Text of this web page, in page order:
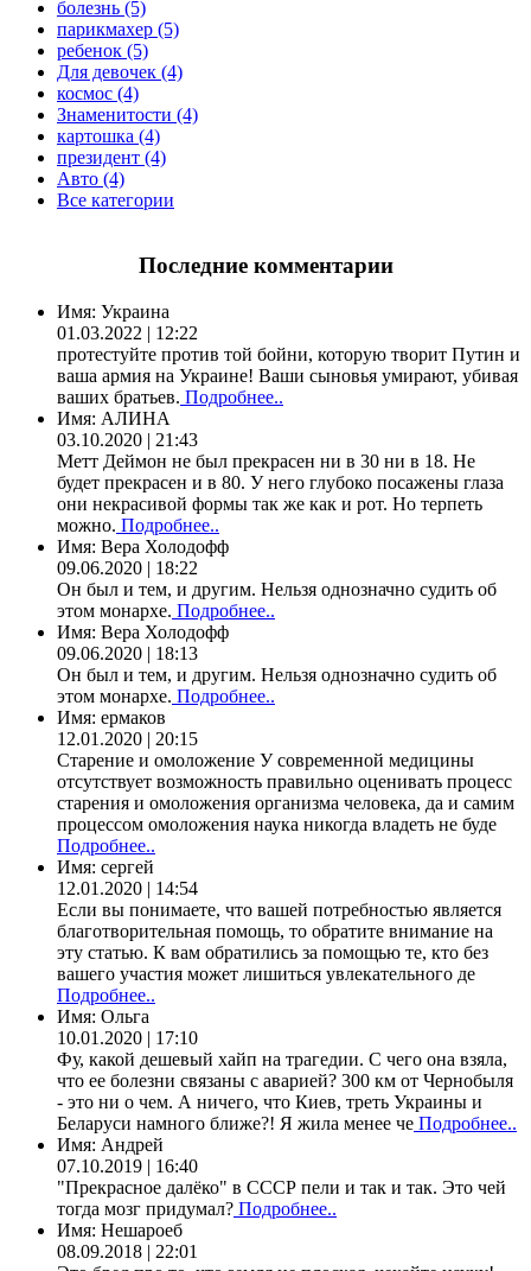
болезнь (5)
парикмахер (5)
ребенок (5)
Для девочек (4)
космос (4)
Знаменитости (4)
картошка (4)
президент (4)
Авто (4)
Все категории
Последние комментарии
Имя: Украина
01.03.2022 | 12:22
протестуйте против той бойни, которую творит Путин и
ваша армия на Украине! Ваши сыновья умирают, убивая
ваших братьев. Подробнее..
Имя: АЛИНА
03.10.2020 | 21:43
Метт Деймон не был прекрасен ни в 30 ни в 18. Не
будет прекрасен и в 80. У него глубоко посажены глаза
они некрасивой формы так же как и рот. Но терпеть
можно. Подробнее..
Имя: Вера Холодофф
09.06.2020 | 18:22
Он был и тем, и другим. Нельзя однозначно судить об
этом монархе. Подробнее..
Имя: Вера Холодофф
09.06.2020 | 18:13
Он был и тем, и другим. Нельзя однозначно судить об
этом монархе. Подробнее..
Имя: ермаков
12.01.2020 | 20:15
Старение и омоложение У современной медицины
отсутствует возможность правильно оценивать процесс
старения и омоложения организма человека, да и самим
процессом омоложения наука никогда владеть не буде
Подробнее..
Имя: сергей
12.01.2020 | 14:54
Если вы понимаете, что вашей потребностью является
благотворительная помощь, то обратите внимание на
эту статью. К вам обратились за помощью те, кто без
вашего участия может лишиться увлекательного де
Подробнее..
Имя: Ольга
10.01.2020 | 17:10
Фу, какой дешевый хайп на трагедии. С чего она взяла,
что ее болезни связаны с аварией? 300 км от Чернобыля
- это ни о чем. А ничего, что Киев, треть Украины и
Беларуси намного ближе?! Я жила менее че Подробнее..
Имя: Андрей
07.10.2019 | 16:40
"Прекрасное далёко" в СССР пели и так и так. Это чей
тогда мозг придумал? Подробнее..
Имя: Нешароеб
08.09.2018 | 22:01